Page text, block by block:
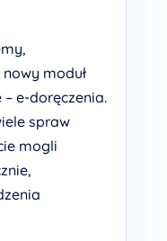
moduł
e-doręczenia.
spraw
mogli